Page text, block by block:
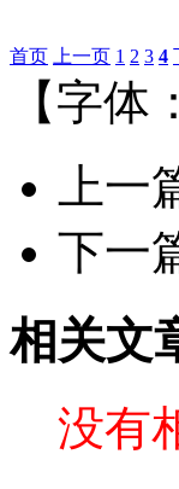
首页 上一页 1 2 3 4
【字体：
上一
下一
相关文
没有